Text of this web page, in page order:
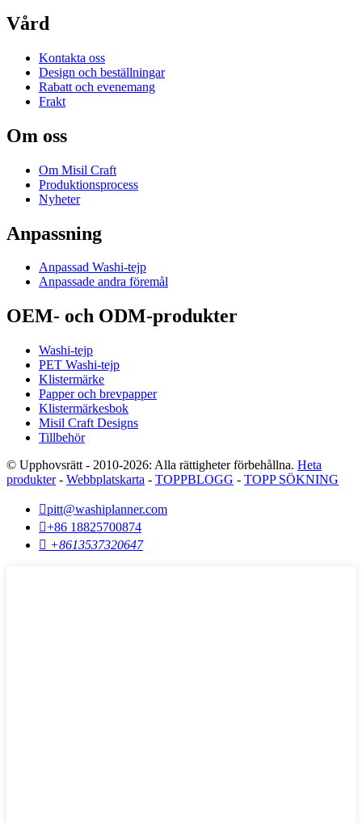
Vård
Kontakta oss
Design och beställningar
Rabatt och evenemang
Frakt
Om oss
Om Misil Craft
Produktionsprocess
Nyheter
Anpassning
Anpassad Washi-tejp
Anpassade andra föremål
OEM- och ODM-produkter
Washi-tejp
PET Washi-tejp
Klistermärke
Papper och brevpapper
Klistermärkesbok
Misil Craft Designs
Tillbehör
© Upphovsrätt - 2010-2026: Alla rättigheter förbehållna. Heta
produkter- Webbplatskarta - TOPPBLOGG - TOPP SÖKNING
pitt@washiplanner.com
+86 18825700874
 +8613537320647